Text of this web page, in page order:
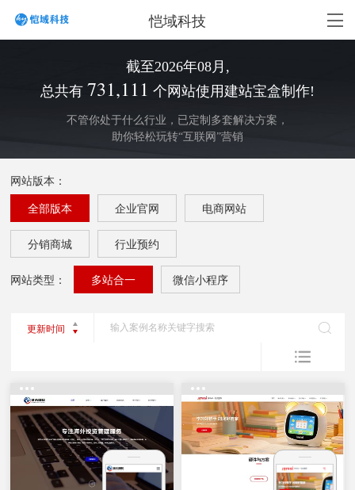
恺域科技
截至2026年08月,
总共有 731,111 个网站使用建站宝盒制作!
不管你处于什么行业，已定制多套解决方案，
助你轻松玩转“互联网”营销
网站版本：
全部版本
企业官网 电商网站
分销商城 行业预约
网站类型： 多站合一 微信小程序
更新时间